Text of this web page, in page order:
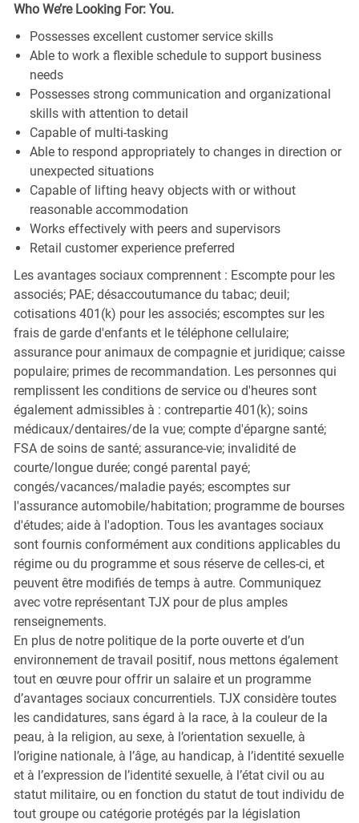
Who We’re Looking For: You.
Possesses excellent customer service skills
Able to work a flexible schedule to support business
needs
Possesses strong communication and organizational
skills with attention to detail
Capable of multi-tasking
Able to respond appropriately to changes in direction or
unexpected situations
Capable of lifting heavy objects with or without
reasonable accommodation
Works effectively with peers and supervisors
Retail customer experience preferred
Les avantages sociaux comprennent : Escompte pour les
associés; PAE; désaccoutumance du tabac; deuil;
cotisations 401(k) pour les associés; escomptes sur les
frais de garde d'enfants et le téléphone cellulaire;
assurance pour animaux de compagnie et juridique; caisse
populaire; primes de recommandation. Les personnes qui
remplissent les conditions de service ou d'heures sont
également admissibles à : contrepartie 401(k); soins
médicaux/dentaires/de la vue; compte d'épargne santé;
FSA de soins de santé; assurance-vie; invalidité de
courte/longue durée; congé parental payé;
congés/vacances/maladie payés; escomptes sur
l'assurance automobile/habitation; programme de bourses
d'études; aide à l'adoption. Tous les avantages sociaux
sont fournis conformément aux conditions applicables du
régime ou du programme et sous réserve de celles-ci, et
peuvent être modifiés de temps à autre. Communiquez
avec votre représentant TJX pour de plus amples
renseignements.
En plus de notre politique de la porte ouverte et d’un
environnement de travail positif, nous mettons également
tout en œuvre pour offrir un salaire et un programme
d’avantages sociaux concurrentiels. TJX considère toutes
les candidatures, sans égard à la race, à la couleur de la
peau, à la religion, au sexe, à l’orientation sexuelle, à
l’origine nationale, à l’âge, au handicap, à l’identité sexuelle
et à l’expression de l’identité sexuelle, à l’état civil ou au
statut militaire, ou en fonction du statut de tout individu de
tout groupe ou catégorie protégés par la législation